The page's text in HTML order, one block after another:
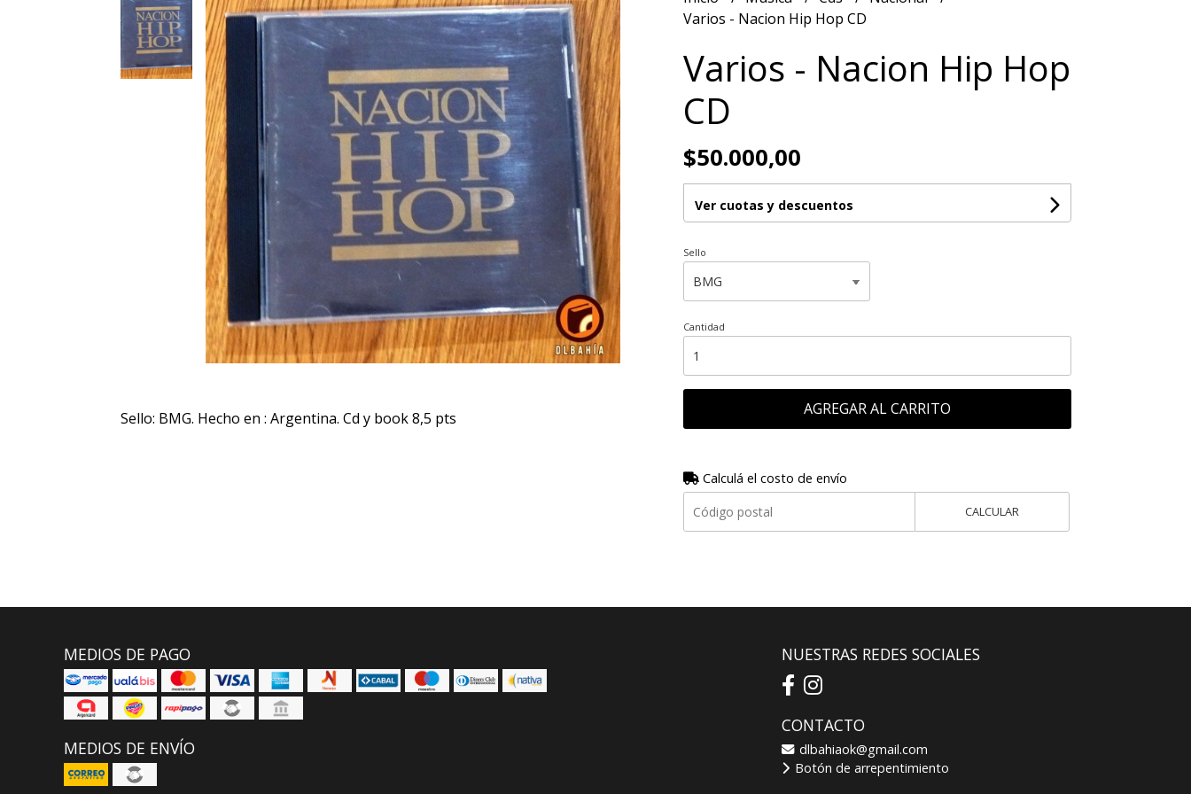
Sello: BMG. Hecho en : Argentina. Cd y book 8,5 pts
Varios - Nacion Hip Hop CD
Varios - Nacion Hip Hop
CD
$50.000,00
Ver cuotas y descuentos
Sello
Cantidad
AGREGAR AL CARRITO
Calculá el costo de envío
CALCULAR
MEDIOS DE PAGO
MEDIOS DE ENVÍO
NUESTRAS REDES SOCIALES
CONTACTO
dlbahiaok@gmail.com
Botón de arrepentimiento